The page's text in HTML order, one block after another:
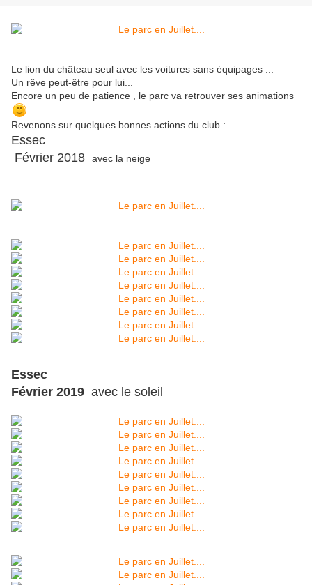
Le lion du château seul avec les voitures sans équipages ...
Un rêve peut-être pour lui...
Encore un peu de patience , le parc va retrouver ses animations
Revenons sur quelques bonnes actions du club :
Essec
Février 2018
avec la neige
Essec
Février 2019 avec le soleil